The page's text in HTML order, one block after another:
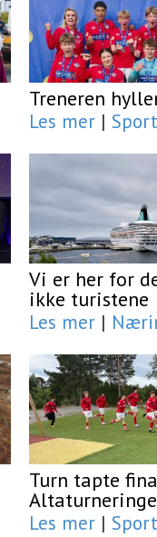
Treneren
Les mer | Sport
Vi er her for
ikke turistene
Les mer |
Turn tapte
Les mer | Sport